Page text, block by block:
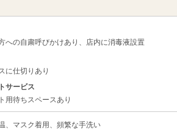
への自粛呼びかけあり、店内に消毒液設置
に仕切りあり
サービス
用待ちスペースあり
、マスク着用、頻繁な手洗い